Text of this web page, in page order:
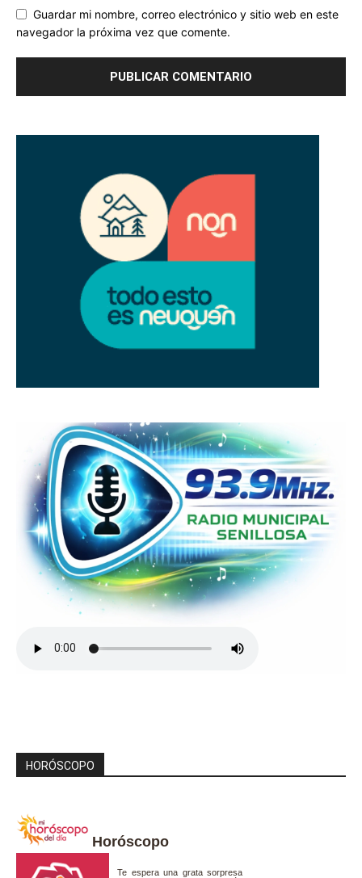
Guardar mi nombre, correo electrónico y sitio web en este
navegador la próxima vez que comente.
HORÓSCOPO
Horóscopo